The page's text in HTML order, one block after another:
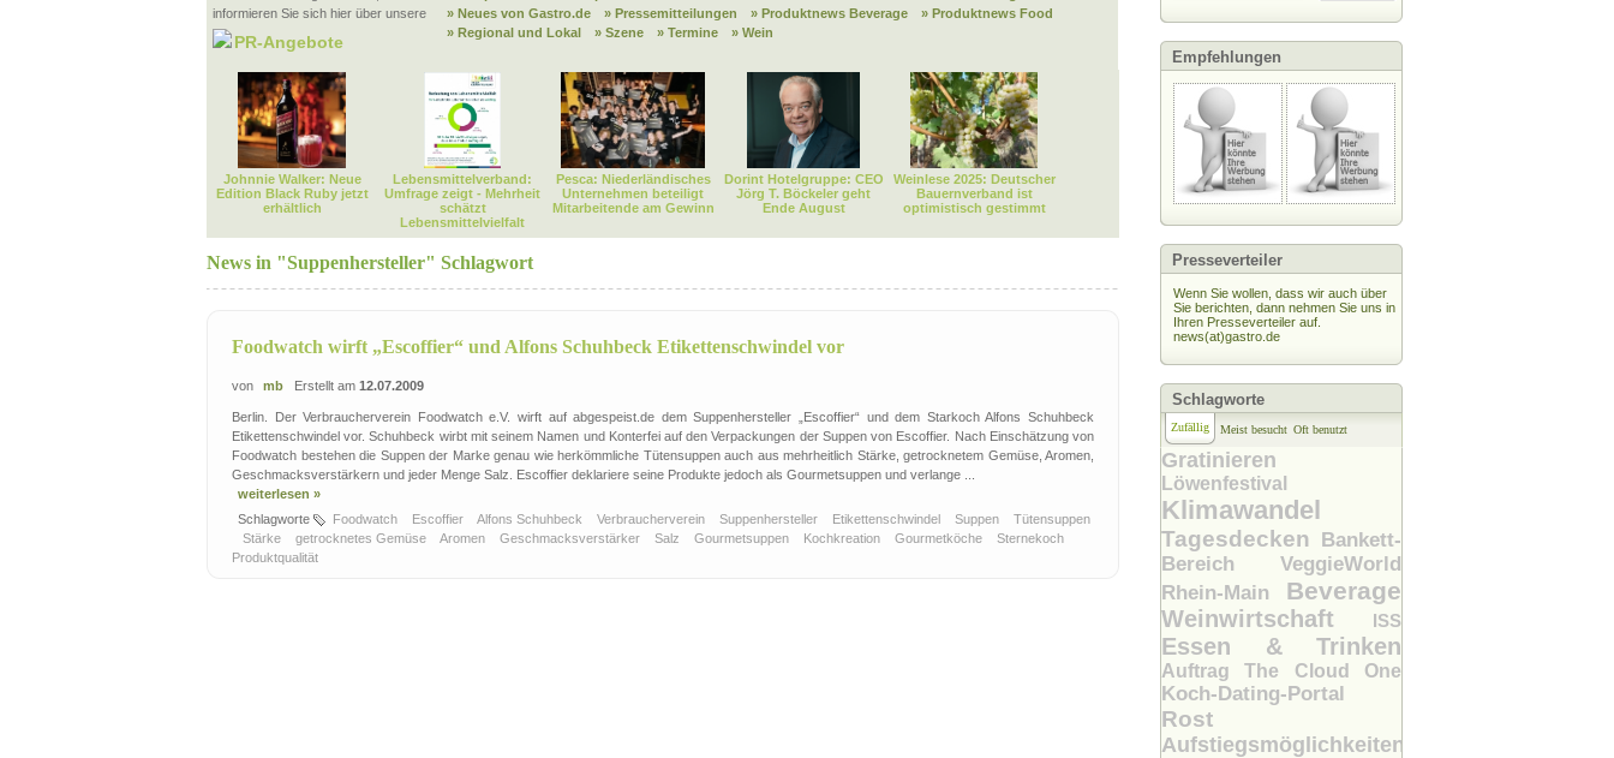
informieren Sie sich hier über unsere
PR-Angebote
» Neues von Gastro.de
» Pressemitteilungen » Produktnews Beverage
» Produktnews Food
» Regional und Lokal
» Szene » Termine » Wein
Johnnie Walker: Neue
Edition Black Ruby jetzt
erhältlich
Lebensmittelverband:
Umfrage zeigt - Mehrheit
schätzt
Lebensmittelvielfalt
Pesca: Niederländisches
Unternehmen beteiligt
Mitarbeitende am Gewinn
Dorint Hotelgruppe: CEO
Jörg T. Böckeler geht
Ende August
Weinlese 2025: Deutscher
Bauernverband ist
optimistisch gestimmt
News in "Suppenhersteller" Schlagwort
Foodwatch wirft „Escoffier“ und Alfons Schuhbeck Etikettenschwindel vor
von mb Erstellt am 12.07.2009
Berlin. Der Verbraucherverein Foodwatch e.V. wirft auf abgespeist.de dem Suppenhersteller „Escoffier“ und dem Starkoch Alfons Schuhbeck
Etikettenschwindel vor. Schuhbeck wirbt mit seinem Namen und Konterfei auf den Verpackungen der Suppen von Escoffier. Nach Einschätzung von
Foodwatch bestehen die Suppen der Marke genau wie herkömmliche Tütensuppen auch aus mehrheitlich Stärke, getrocknetem Gemüse, Aromen,
Geschmacksverstärkern und jeder Menge Salz. Escoffier deklariere seine Produkte jedoch als Gourmetsuppen und verlange ...
weiterlesen »
Schlagworte
Foodwatch Escoffier Alfons Schuhbeck Verbraucherverein Suppenhersteller Etikettenschwindel Suppen
Tütensuppen
Stärke
getrocknetes Gemüse Aromen Geschmacksverstärker Salz Gourmetsuppen Kochkreation Gourmetköche
Sternekoch
Produktqualität
Empfehlungen
Presseverteiler
Wenn Sie wollen, dass wir auch über
Sie berichten, dann nehmen Sie uns in
Ihren Presseverteiler auf.
news(at)gastro.de
Schlagworte
Zufällig Meist besucht Oft benutzt
Gratinieren
Löwenfestival
Klimawandel
Tagesdecken Bankett-
Bereich VeggieWorld
Rhein-Main Beverage
Weinwirtschaft ISS
Essen & Trinken
AuftragThe Cloud One
Koch-Dating-Portal
Rost
Aufstiegsmöglichkeiten